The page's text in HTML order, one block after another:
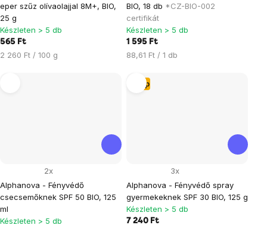
eper szűz olívaolajjal 8M+, BIO,
25 g
Készleten > 5 db
565 Ft
Egységár:
2 260 Ft / 100 g
BIO, 18 db *CZ-BIO-002
certifikát
Készleten > 5 db
1 595 Ft
Egységár:
88,61 Ft / 1 db
Alphanova - Fényvédő
csecsemőknek SPF 50 BIO, 125
ml
2x
Készleten > 5 db
Tipp
Alphanova - Fényvédő spray
gyermekeknek SPF 30 BIO, 125 g
3x
Készleten > 5 db
7 240 Ft